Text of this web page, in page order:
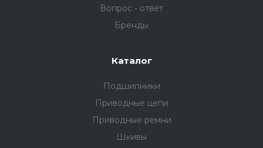
Вопрос - ответ
Бренды
Каталог
Подшипники
Приводные цепи
Приводные ремни
Шкивы